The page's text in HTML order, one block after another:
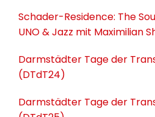
Schader-Residence: The
UNO & Jazz mit Maximilian
Darmstädter Tage der
(DTdT24)
Darmstädter Tage der